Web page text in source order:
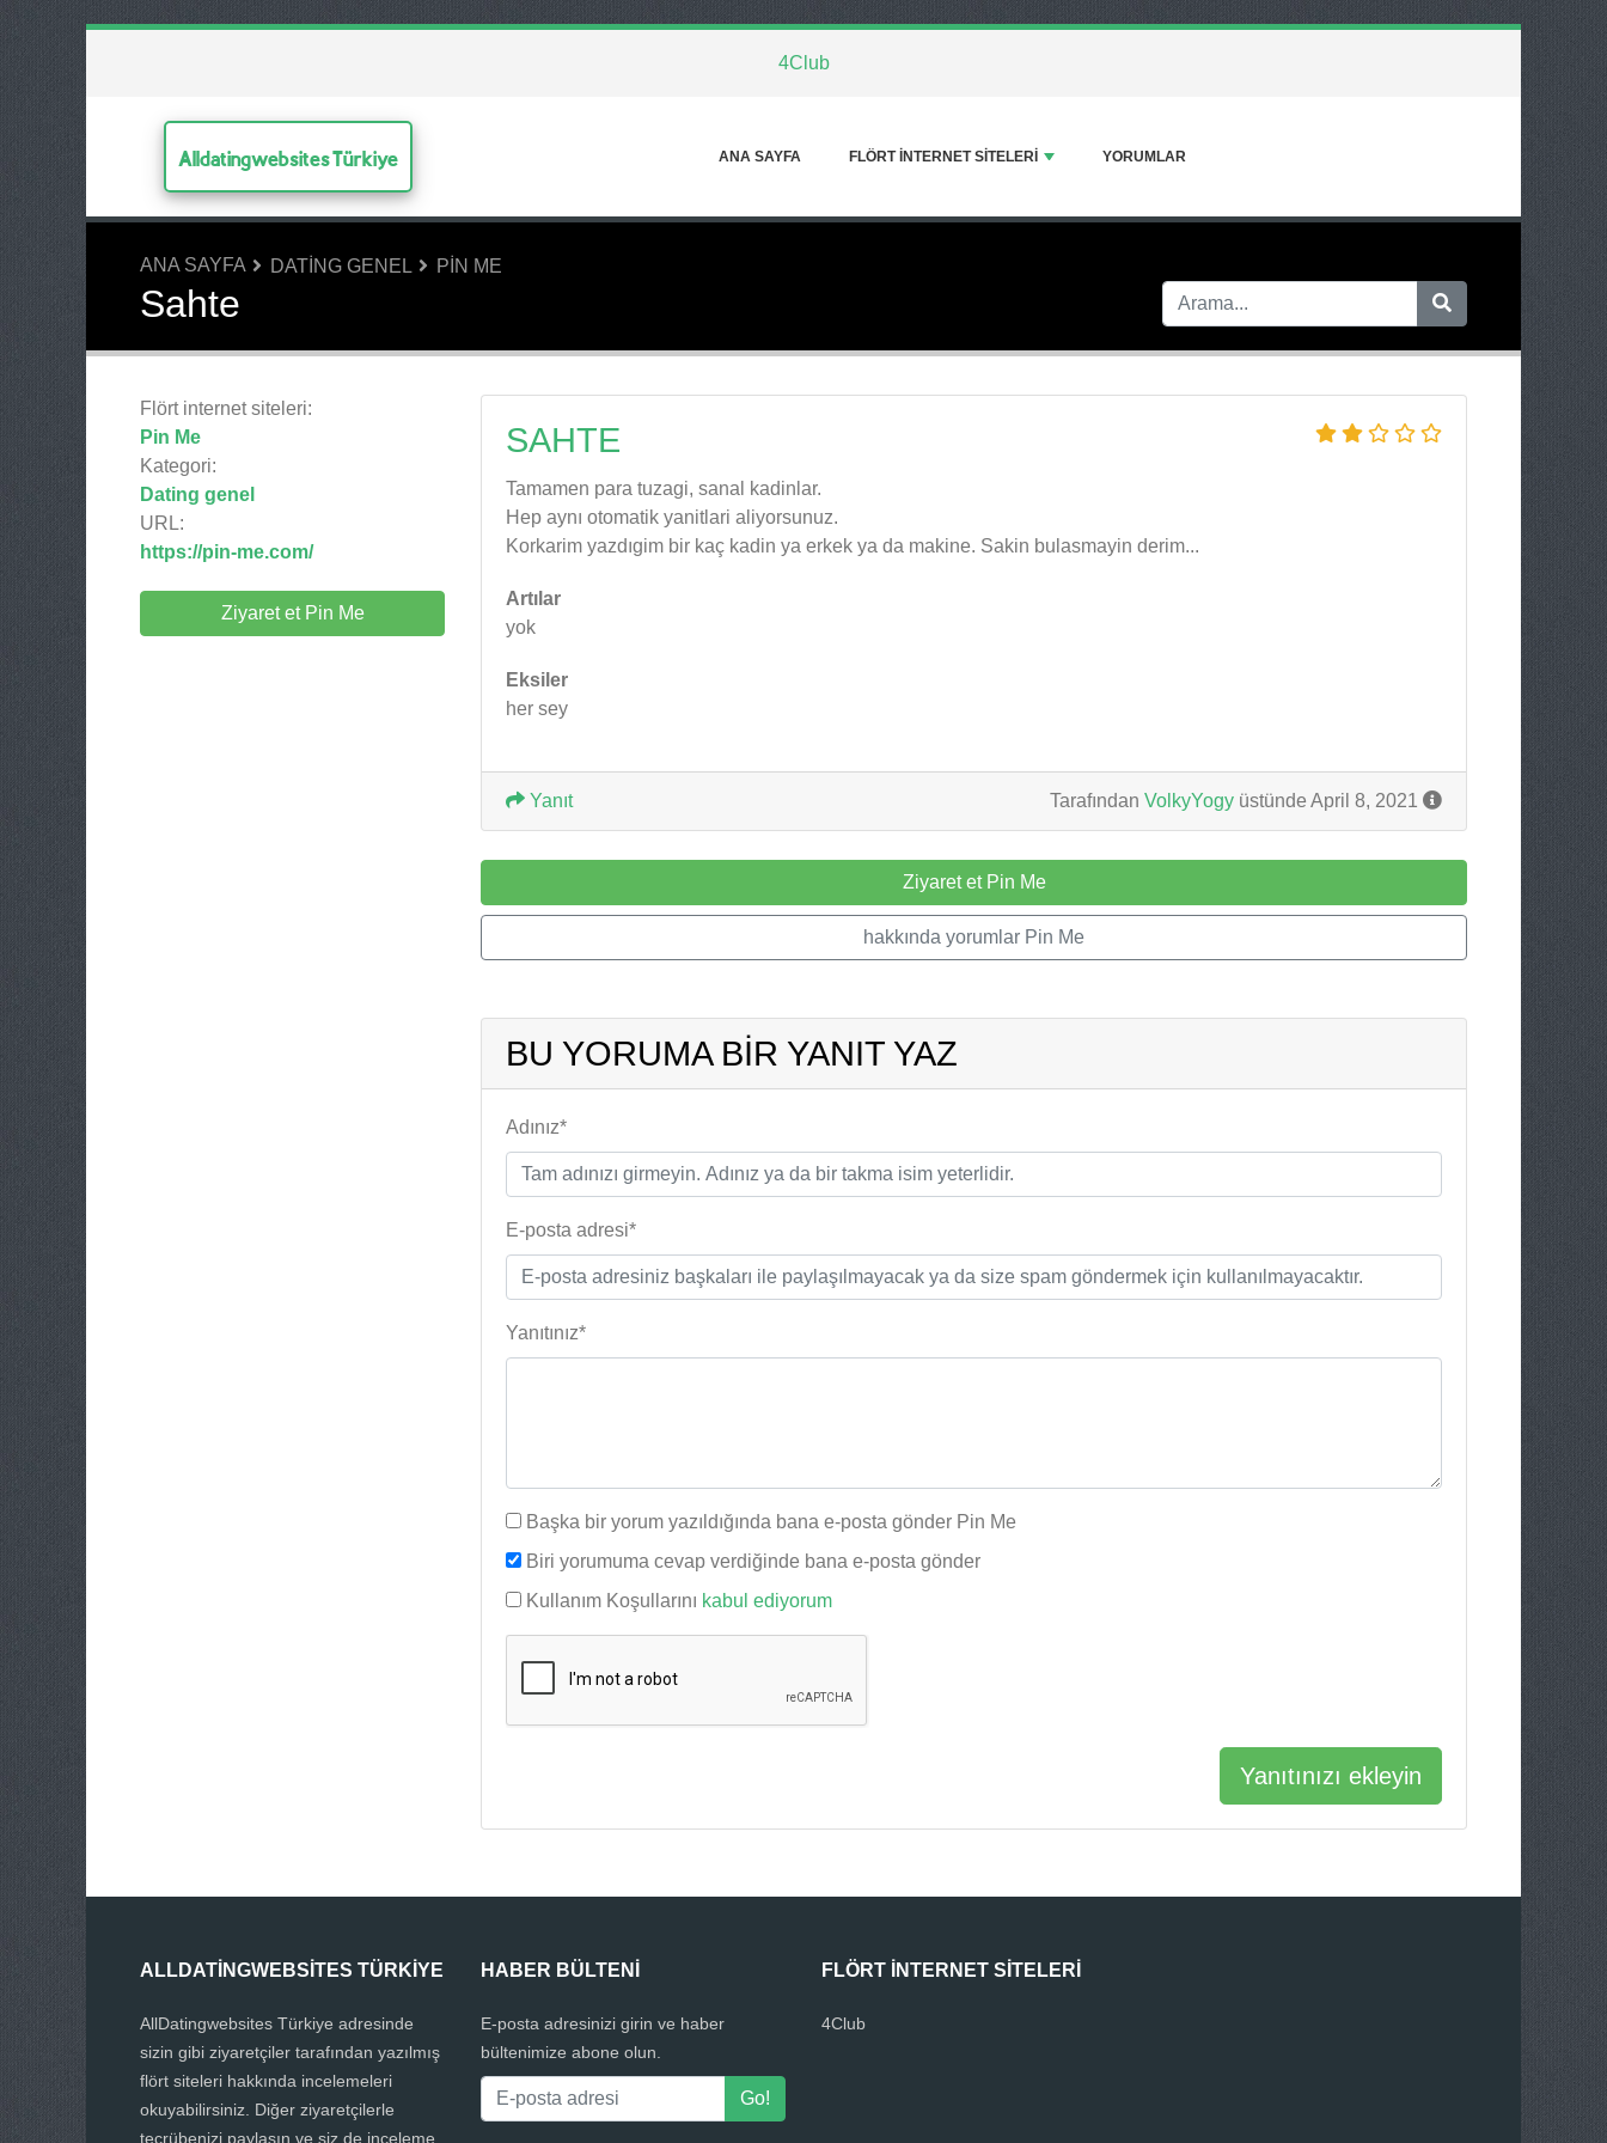
4Club
Alldatingwebsites Türkiye ANA SAYFA FLÖRT INTERNET SITELERI YORUMLAR
ANA SAYFA DATING GENEL PIN ME
Sahte
Flört internet siteleri:
Pin Me
Kategori:
Dating genel
URL:
https://pin-me.com/
Ziyaret et Pin Me
SAHTE
Tamamen para tuzagi, sanal kadinlar.
Hep aynı otomatik yanitlari aliyorsunuz.
Korkarim yazdıgim bir kaç kadin ya erkek ya da makine. Sakin bulasmayin derim...
Artılar
yok
Eksiler
her sey
Tarafından VolkyYogy üstünde April 8, 2021
Yanıt
Ziyaret et Pin Me
hakkında yorumlar Pin Me
BU YORUMA BIR YANIT YAZ
Adınız*
E-posta adresi*
Yanıtınız*
Başka bir yorum yazıldığında bana e-posta gönder Pin Me
Biri yorumuma cevap verdiğinde bana e-posta gönder
Kullanım Koşullarını kabul ediyorum
Yanıtınızı ekleyin
ALLDATINGWEBSITES TÜRKIYE
AllDatingwebsites Türkiye adresinde
sizin gibi ziyaretçiler tarafından yazılmış
flört siteleri hakkında incelemeleri
okuyabilirsiniz. Diğer ziyaretçilerle
tecrübenizi paylaşın ve siz de inceleme
HABER BÜLTENI
E-posta adresinizi girin ve haber
bültenimize abone olun.
FLÖRT INTERNET SITELERI
4Club